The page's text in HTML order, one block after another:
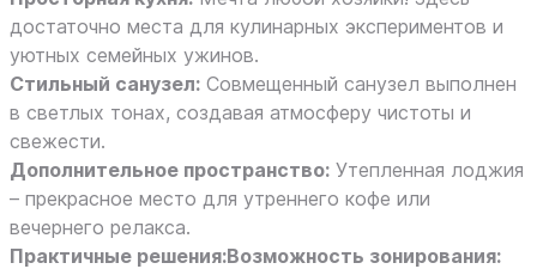
достаточно места для кулинарных экспериментов и
уютных семейных ужинов.
Стильный санузел: Совмещенный санузел выполнен
в светлых тонах, создавая атмосферу чистоты и
свежести.
Дополнительное пространство: Утепленная лоджия
– прекрасное место для утреннего кофе или
вечернего релакса.
Практичные решения:Возможность зонирования: